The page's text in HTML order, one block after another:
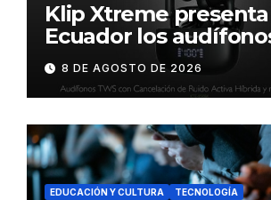
Klip Xtreme
Ecuador los
DynaBuds con sonido
inteligente y control
8 DE AGOSTO DE 2026
EDUCACIÓN Y CULTURA TECNOLOGÍA